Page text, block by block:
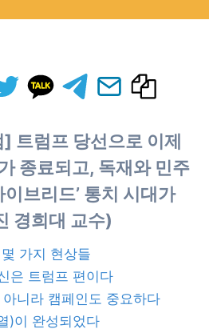
트럼프 당선으로 이제
종료되고, 독재와 민주
이브리드’ 통치 시대가
경희대 교수)
가지 현상들
은 트럼프 편이다
니라 캠페인도 중요하다
)이 완성되었다